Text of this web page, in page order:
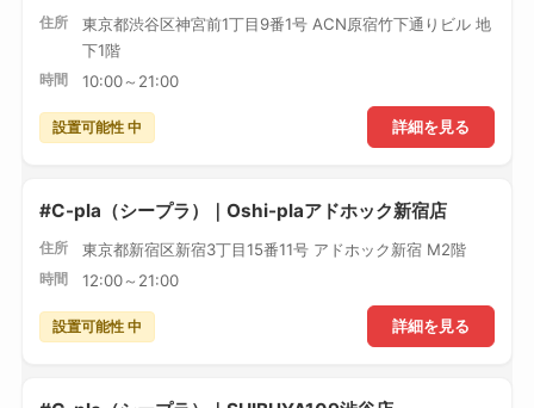
住所
東京都渋谷区神宮前1丁目9番1号 ACN原宿竹下通りビル 地
下1階
時間 10:00～21:00
詳細を見る
設置可能性 中
#C-pla（シープラ）｜Oshi-plaアドホック新宿店
住所 東京都新宿区新宿3丁目15番11号 アドホック新宿 M2階
時間 12:00～21:00
詳細を見る
設置可能性 中